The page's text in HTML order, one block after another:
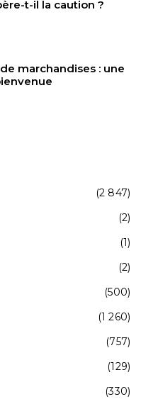
t-il la caution ?
marchandises : une
(2 847)
(2)
(1)
(2)
(500)
(1 260)
(757)
(129)
(330)